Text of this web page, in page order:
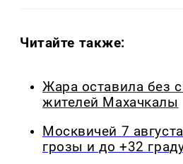
Читайте также:
Жара оставила без
жителей Махачкалы
Москвичей 7
грозы и до +32